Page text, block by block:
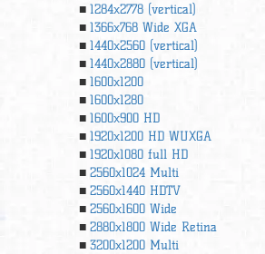
1284x2778 (vertical)
1366х768 Wide XGA
1440x2560 (vertical)
1440x2880 (vertical)
1600x1200
1600x1280
1600x900 HD
1920x1200 HD WUXGA
1920х1080 full HD
2560x1024 Multi
2560x1440 HDTV
2560x1600 Wide
2880x1800 Wide Retina
3200x1200 Multi